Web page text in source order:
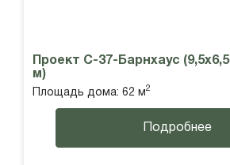
Проект С-37-Барнхаус (9,5х6,5
м)
Площадь дома: 62 м2
Подробнее